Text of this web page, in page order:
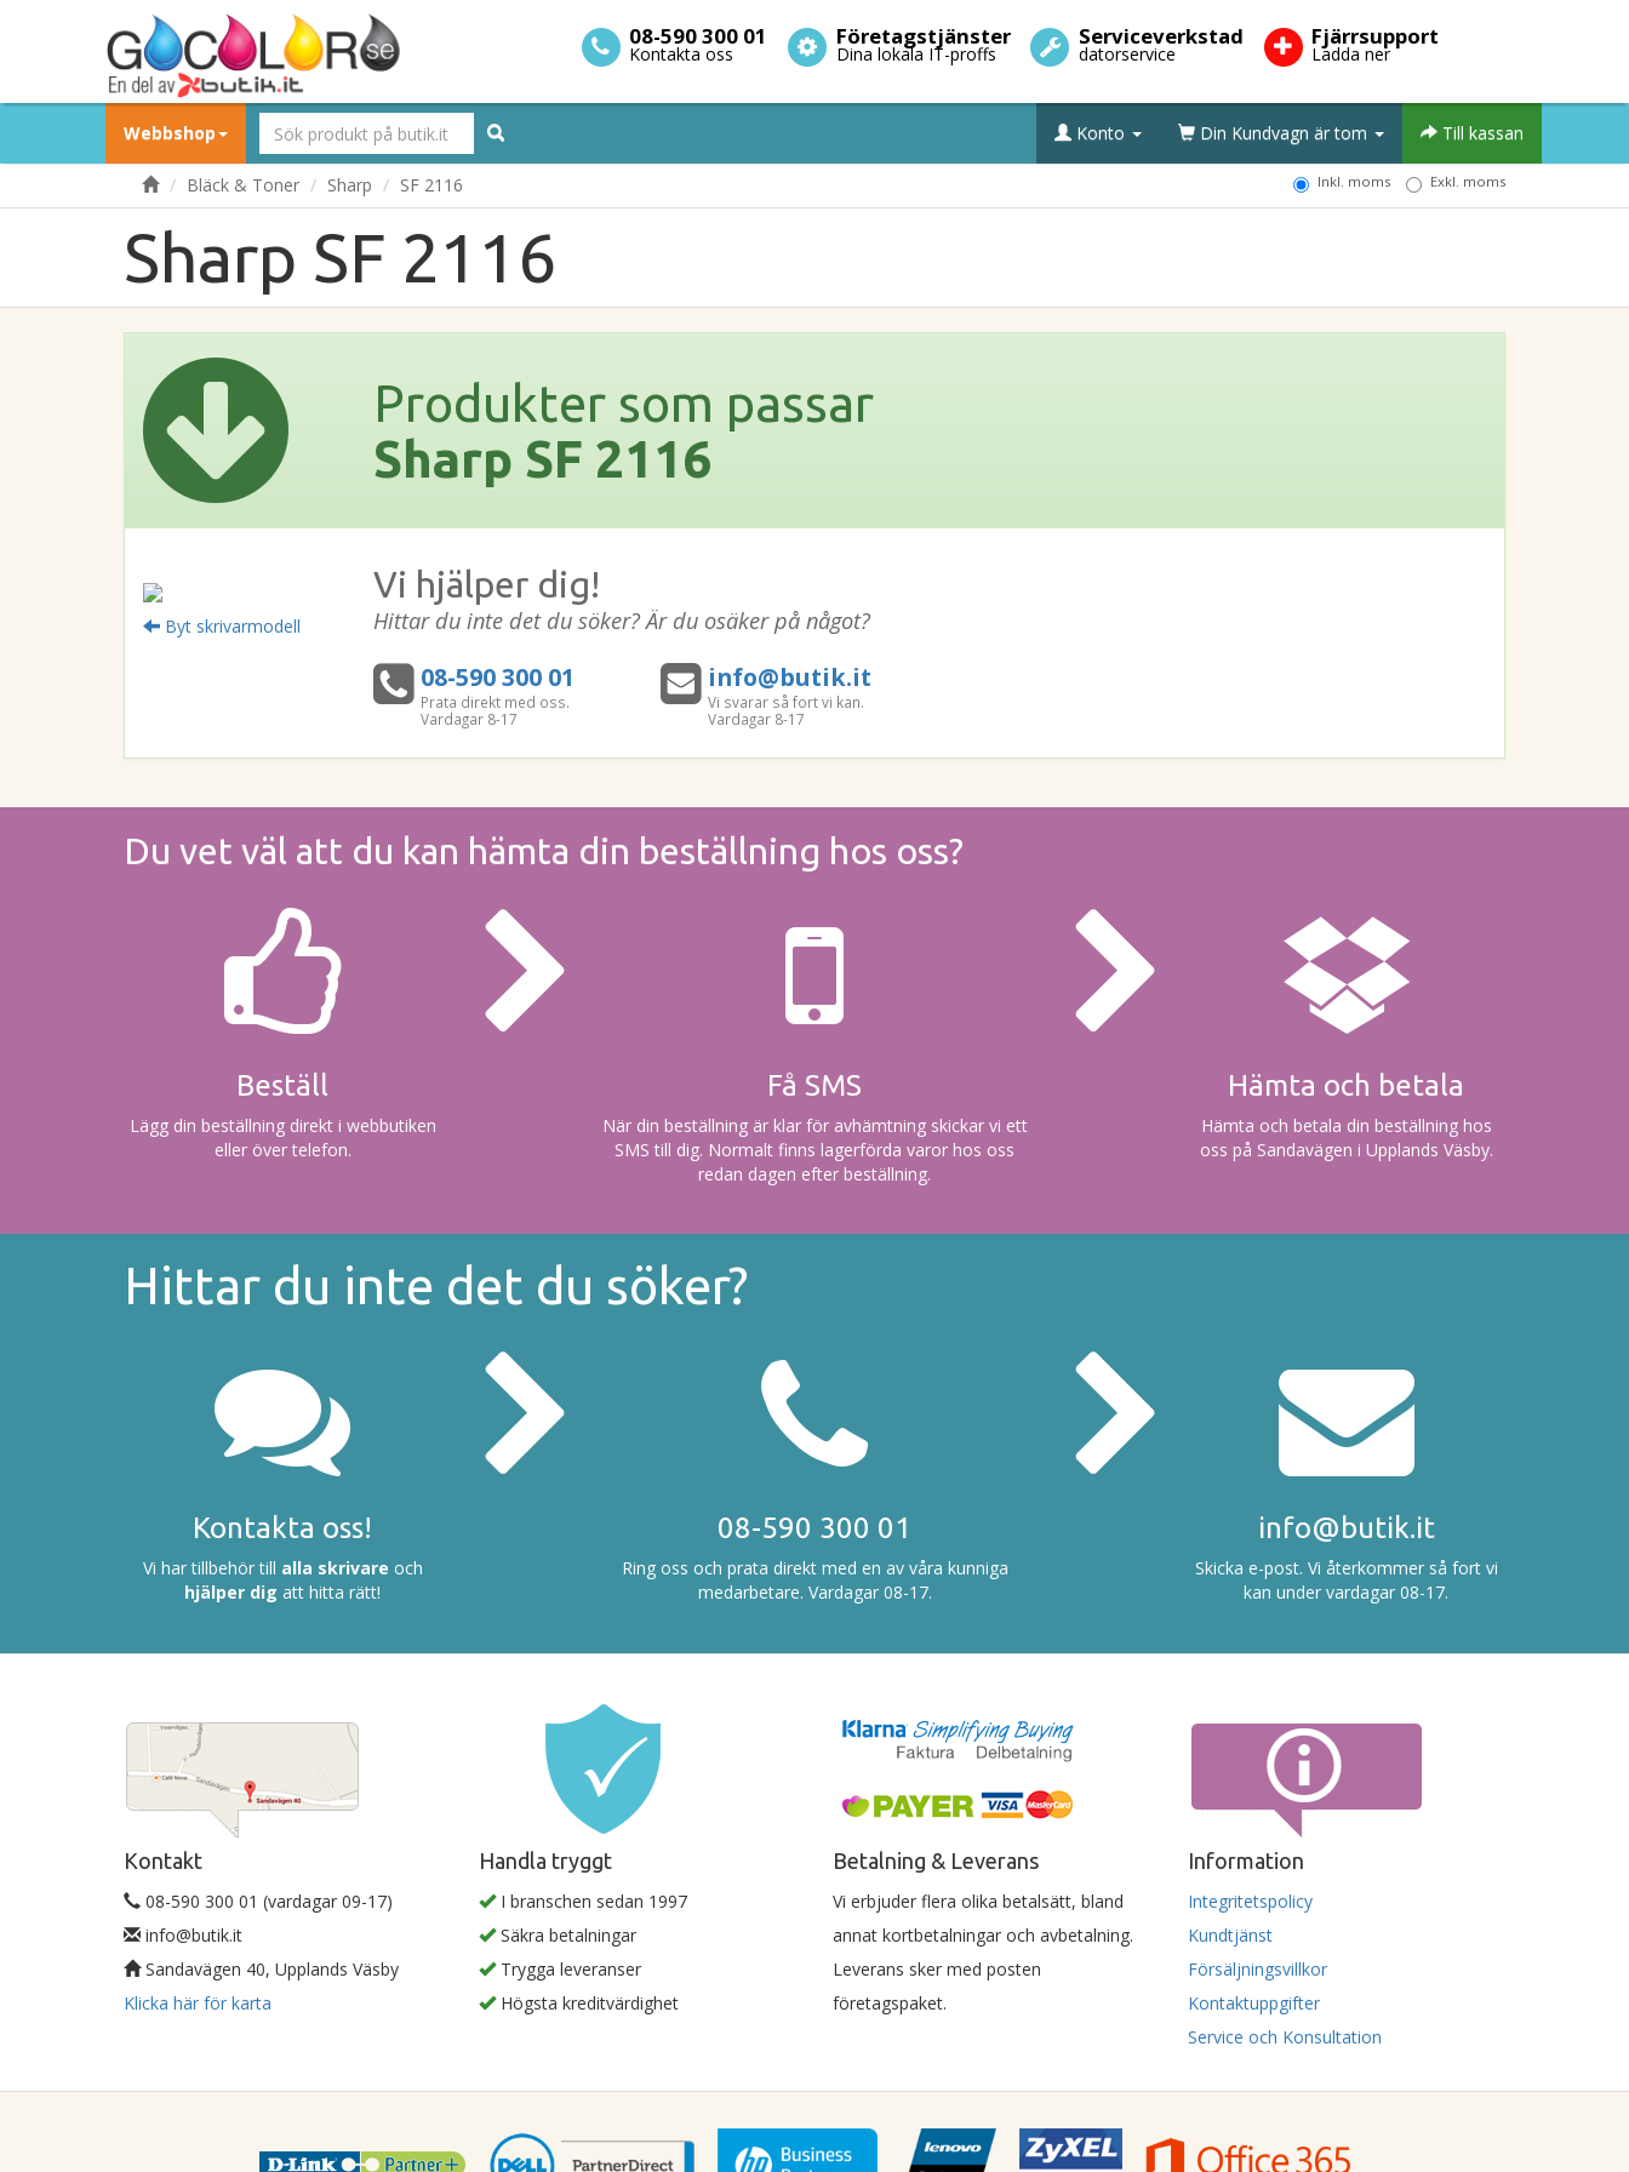
08-590 300 01
Kontakta oss
Företagstjänster
Dina lokala IT-proffs
Serviceverkstad
datorservice
Fjärrsupport
Ladda ner
Webbshop Konto Din Kundvagn är tom Till kassan
Bläck & Toner Sharp SF 2116 Inkl. moms Exkl. moms
Sharp SF 2116
Produkter som passar
Sharp SF 2116
Byt skrivarmodell
Vi hjälper dig!
Hittar du inte det du söker? Är du osäker på något?
08-590 300 01
Prata direkt med oss.
Vardagar 8-17
info@butik.it
Vi svarar så fort vi kan.
Vardagar 8-17
Du vet väl att du kan hämta din beställning hos oss?
Beställ
Lägg din beställning direkt i webbutiken
eller över telefon.
Få SMS
När din beställning är klar för avhämtning skickar vi ett
SMS till dig. Normalt finns lagerförda varor hos oss
redan dagen efter beställning.
Hämta och betala
Hämta och betala din beställning hos
oss på Sandavägen i Upplands Väsby.
Hittar du inte det du söker?
Kontakta oss!
Vi har tillbehör till alla skrivare och
hjälper dig att hitta rätt!
08-590 300 01
Ring oss och prata direkt med en av våra kunniga
medarbetare. Vardagar 08-17.
info@butik.it
Skicka e-post. Vi återkommer så fort vi
kan under vardagar 08-17.
Kontakt
08-590 300 01 (vardagar 09-17)
info@butik.it
Sandavägen 40, Upplands Väsby
Klicka här för karta
Handla tryggt
I branschen sedan 1997
Säkra betalningar
Trygga leveranser
Högsta kreditvärdighet
Betalning & Leverans
Vi erbjuder flera olika betalsätt, bland
annat kortbetalningar och avbetalning.
Leverans sker med posten
företagspaket.
Information
Integritetspolicy
Kundtjänst
Försäljningsvillkor
Kontaktuppgifter
Service och Konsultation